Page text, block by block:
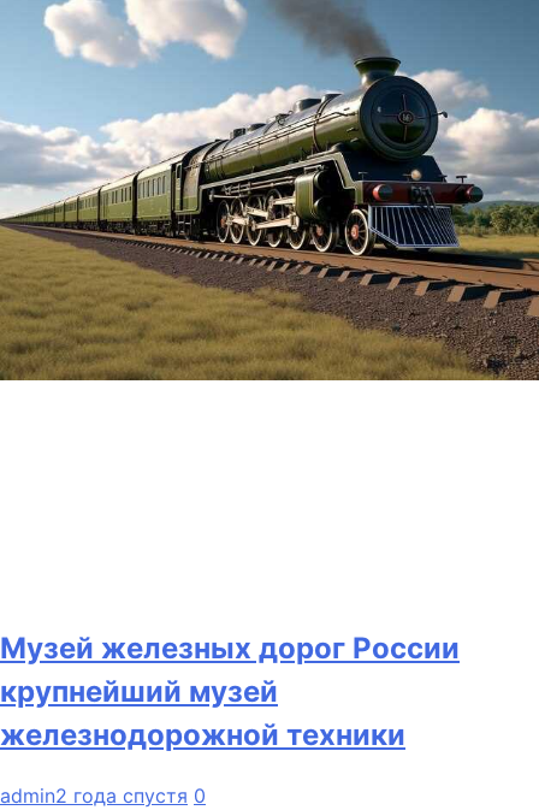
Музей железных дорог России
крупнейший музей
железнодорожной техники
admin2 года спустя 0